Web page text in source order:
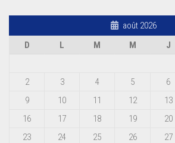
août 2026
D
L M M J
2
3 4 5 6
9
10 11 12 13
16
17 18 19 20
23
24 25 26 27